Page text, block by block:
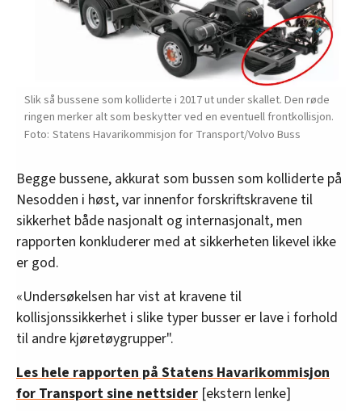
Slik så bussene som kolliderte i 2017 ut under skallet. Den røde
ringen merker alt som beskytter ved en eventuell frontkollisjon.
Statens Havarikommisjon for Transport/Volvo Buss
Begge bussene, akkurat som bussen som kolliderte på
Nesodden i høst, var innenfor forskriftskravene til
sikkerhet både nasjonalt og internasjonalt, men
rapporten konkluderer med at sikkerheten likevel ikke
er god.
«Undersøkelsen har vist at kravene til
kollisjonssikkerhet i slike typer busser er lave i forhold
til andre kjøretøygrupper".
Les hele rapporten på Statens Havarikommisjon
for Transport sine nettsider [ekstern lenke]